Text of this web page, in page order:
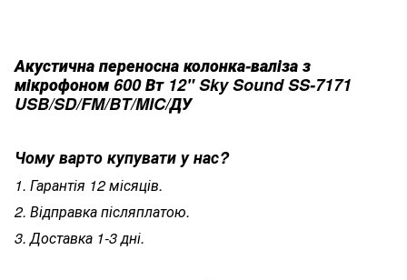
Акустична переносна колонка-валіза з
мікрофоном 600 Вт 12" Sky Sound SS-7171
USB/SD/FM/BT/MIC/ДУ
Чому варто купувати у нас?
1. Гарантія 12 місяців.
2. Відправка післяплатою.
3. Доставка 1-3 дні.